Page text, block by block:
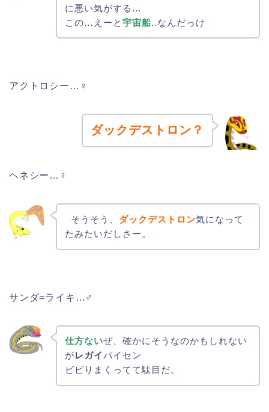
に悪い気がする…
この…えーと 宇宙船..なんだっけ
アクトロシー…♀
ダックデストロン？
ヘネシー…♀
そうそう、 ダックデストロン気になって
たみたいだしさー。
サンダ=ライキ…♂
仕方ないぜ、確かにそうなのかもしれない
がレガイパイセン
ビビりまくってて駄目だ。